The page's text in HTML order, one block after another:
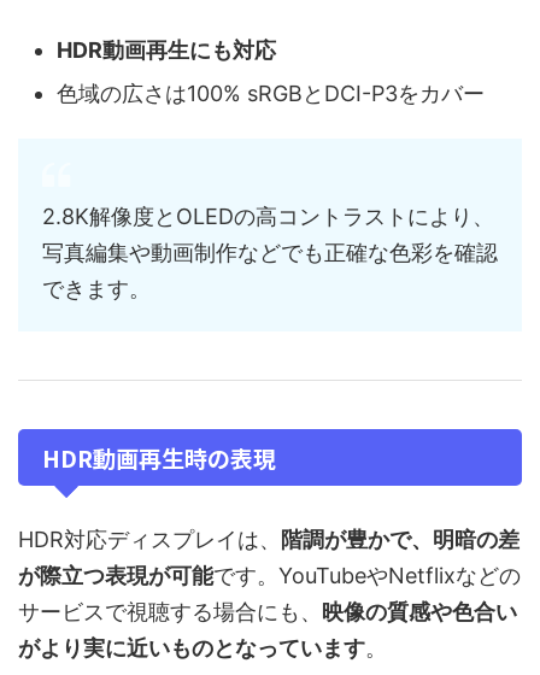
HDR動画再生にも対応
色域の広さは100% sRGBとDCI-P3をカバー
2.8K解像度とOLEDの高コントラストにより、
写真編集や動画制作などでも正確な色彩を確認
できます。
HDR動画再生時の表現
HDR対応ディスプレイは、 階調が豊かで、明暗の差
が際立つ表現が可能です。YouTubeやNetflixなどの
サービスで視聴する場合にも、 映像の質感や色合い
がより実に近いものとなっています。